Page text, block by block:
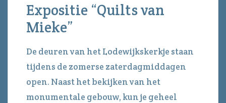
Expositie “Quilts van
Mieke”
De deuren van het Lodewijkskerkje staan
tijdens de zomerse zaterdagmiddagen
open. Naast het bekijken van het
monumentale gebouw, kun je geheel